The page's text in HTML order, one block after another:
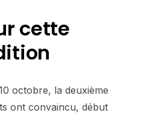
cette
octobre, la deuxième
ont convaincu, début